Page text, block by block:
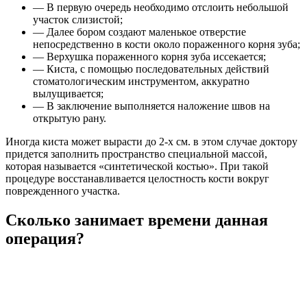
— В первую очередь необходимо отслоить небольшой
участок слизистой;
— Далее бором создают маленькое отверстие
непосредственно в кости около пораженного корня зуба;
— Верхушка пораженного корня зуба иссекается;
— Киста, с помощью последовательных действий
стоматологическим инструментом, аккуратно
вылущивается;
— В заключение выполняется наложение швов на
открытую рану.
Иногда киста может вырасти до 2-х см. в этом случае доктору
придется заполнить пространство специальной массой,
которая называется «синтетической костью». При такой
процедуре восстанавливается целостность кости вокруг
поврежденного участка.
Сколько занимает времени данная
операция?